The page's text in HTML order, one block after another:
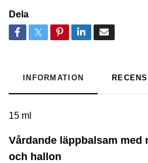
Dela
INFORMATION
15 ml
Vårdande läppbalsam med
och hallon